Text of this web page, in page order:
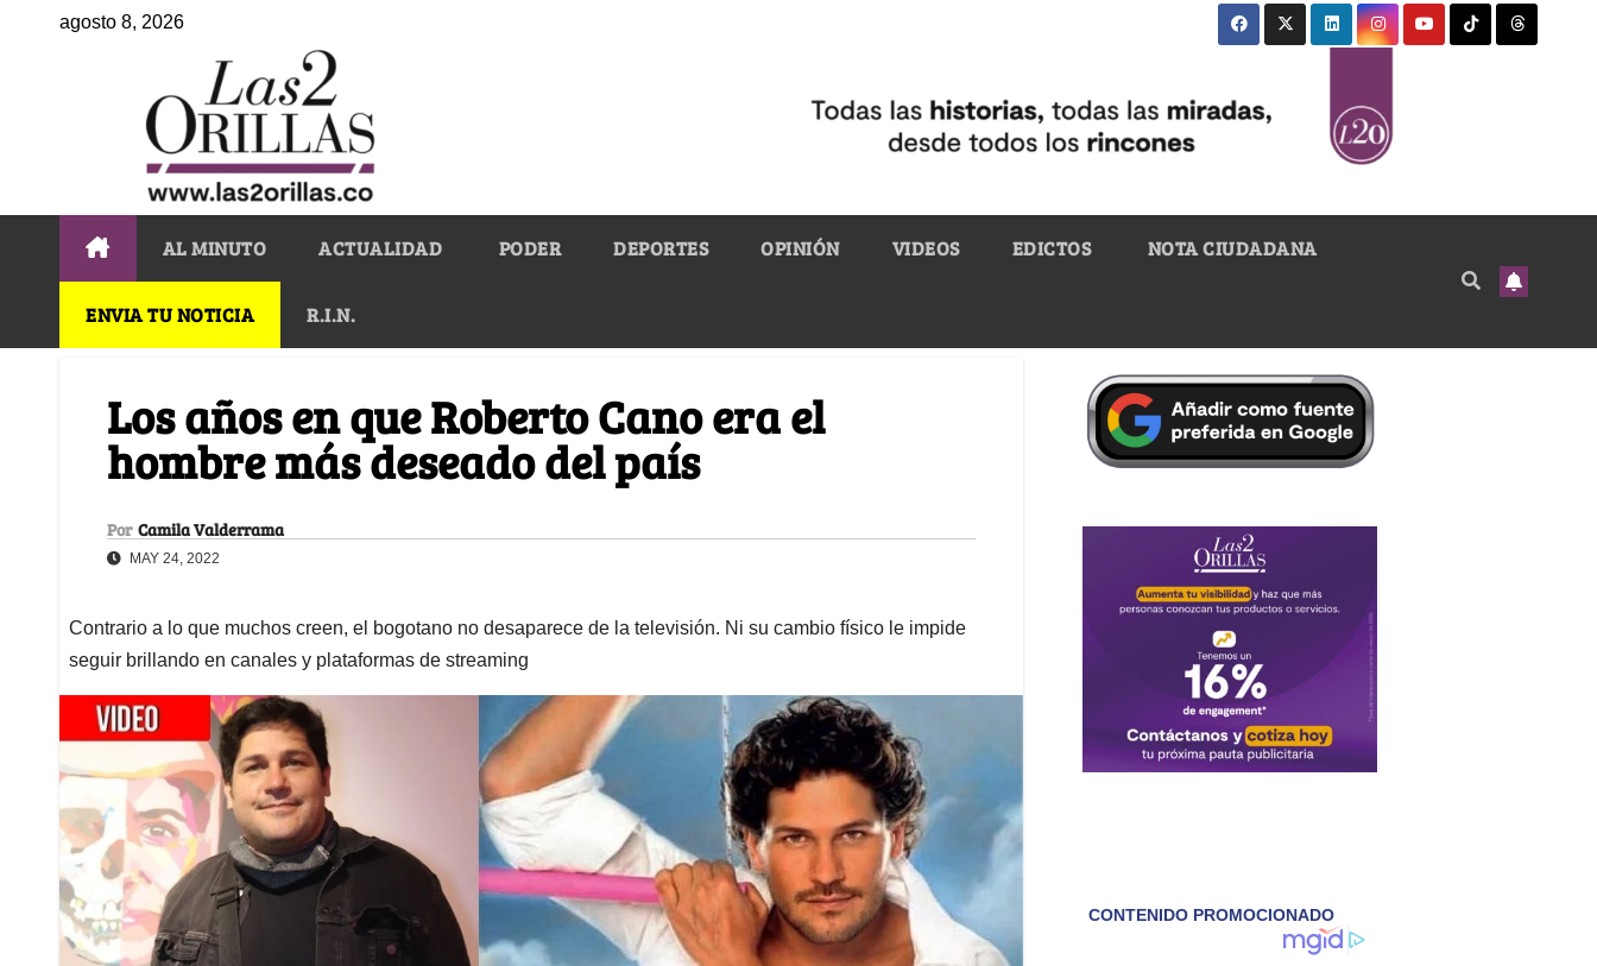
agosto 8, 2026
AL MINUTO ACTUALIDAD PODER DEPORTES OPINIÓN VIDEOS EDICTOS NOTA CIUDADANA
ENVIA TU NOTICIA R.I.N.
Los años en que Roberto Cano era el
hombre más deseado del país
Por Camila Valderrama
MAY 24, 2022
Contrario a lo que muchos creen, el bogotano no desaparece de la televisión. Ni su cambio físico le impide
seguir brillando en canales y plataformas de streaming